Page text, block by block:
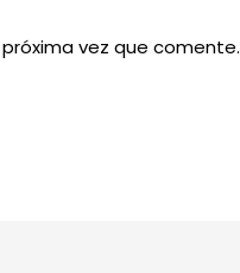
vez que comente.